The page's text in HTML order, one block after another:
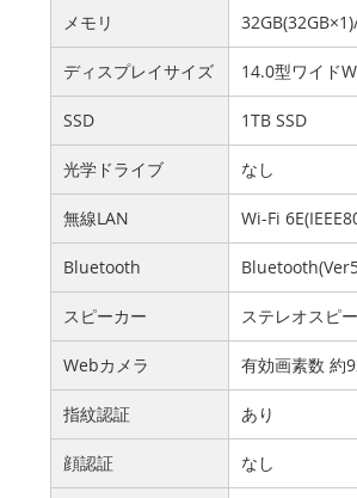
メモリ
ディスプレイサイズ 14.0型ワイド
SSD 1TB SSD
光学ドライブ なし
無線LAN Wi-Fi
Bluetooth
スピーカー ステレオスピ
Webカメラ 有効画素数 約
指紋認証 あり
顔認証 なし